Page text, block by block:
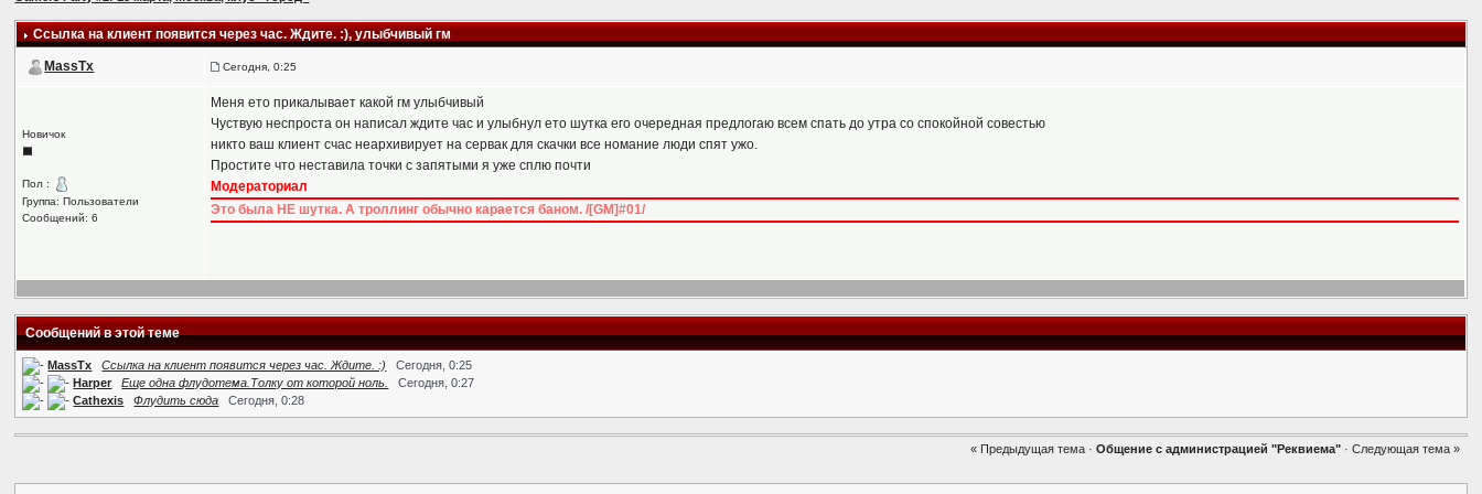
Ссылка на клиент появится через час. Ждите. :), улыбчивый гм
MassTx Сегодня, 0:25
Новичок
Пол :
Группа: Пользователи
Сообщений: 6
Меня ето прикалывает какой гм улыбчивый
Чуствую неспроста он написал ждите час и улыбнул ето шутка его очередная предлогаю всем спать до утра со спокойной совестью
никто ваш клиент счас неархивирует на сервак для скачки все номание люди спят ужо.
Простите что неставила точки с запятыми я уже сплю почти
Модераториал
Это была НЕ шутка. А троллинг обычно карается баном. /[GM]#01/
Сообщений в этой теме
MassTx Ссылка на клиент появится через час. Ждите. :)
Сегодня, 0:25
Harper
Еще одна флудотема.Толку от которой ноль.
Сегодня, 0:27
Cathexis
Флудить сюда Сегодня, 0:28
« Предыдущая тема· Общение с администрацией "Реквиема"· Следующая тема »